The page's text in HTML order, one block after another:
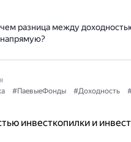
разница между
#ПаевыеФонды #Доходность
инвесткопилки и